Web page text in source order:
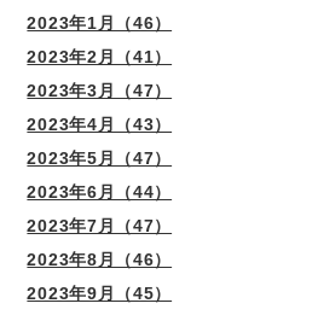
2023年1月（46）
2023年2月（41）
2023年3月（47）
2023年4月（43）
2023年5月（47）
2023年6月（44）
2023年7月（47）
2023年8月（46）
2023年9月（45）